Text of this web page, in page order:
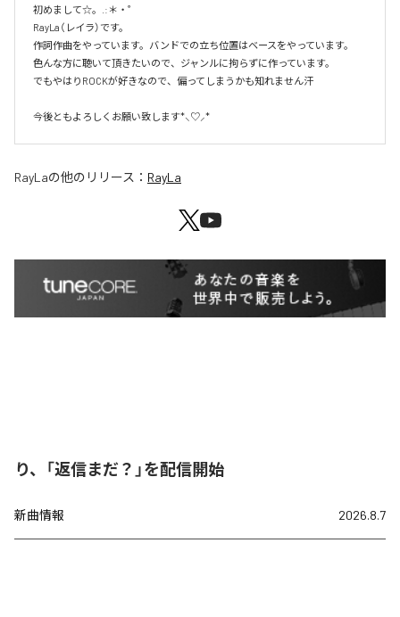
初めまして☆。.:＊・゜
RayLa（レイラ）です。
作詞作曲をやっています。バンドでの立ち位置はベースをやっています。
色んな方に聴いて頂きたいので、ジャンルに拘らずに作っています。
でもやはりROCKが好きなので、偏ってしまうかも知れません汗
今後ともよろしくお願い致します*⸜♡⸝*
RayLaの他のリリース： RayLa
り、「返信まだ？」を配信開始
新曲情報 2026.8.7